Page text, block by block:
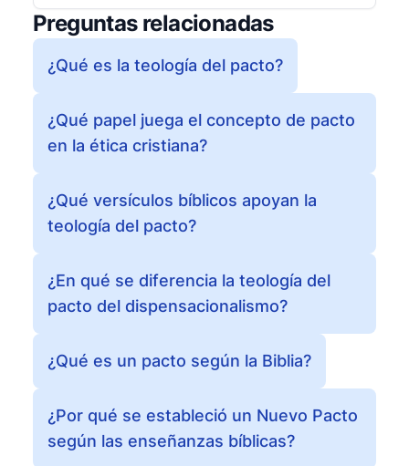
Preguntas relacionadas
¿Qué es la teología del pacto?
¿Qué papel juega el concepto de pacto
en la ética cristiana?
¿Qué versículos bíblicos apoyan la
teología del pacto?
¿En qué se diferencia la teología del
pacto del dispensacionalismo?
¿Qué es un pacto según la Biblia?
¿Por qué se estableció un Nuevo Pacto
según las enseñanzas bíblicas?